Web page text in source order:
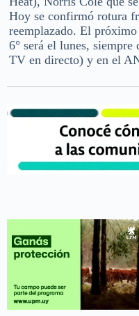
Hoy se confirmó rotura
reemplazado. El
6° será el lunes,
TV en directo) y en el